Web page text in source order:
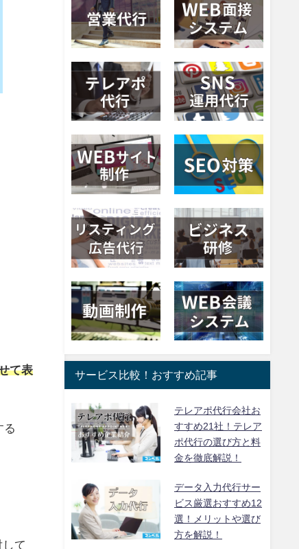
て表
る
て
サービス比較！おすすめ記事
テレアポ代行会社お
すすめ21社！テレア
ポ代行の選び方と料
金を徹底解説！
データ入力代行サー
ビス厳選おすすめ12
選！メリットや選び
方を解説！